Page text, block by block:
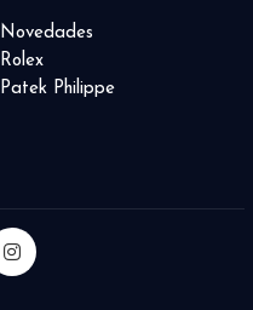
Novedades
Rolex
Patek Philippe